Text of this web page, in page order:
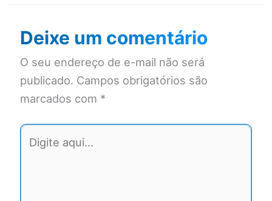
Deixe um comentário
O seu endereço de e-mail não será
publicado. Campos obrigatórios são
marcados com *
Digite
aqui...